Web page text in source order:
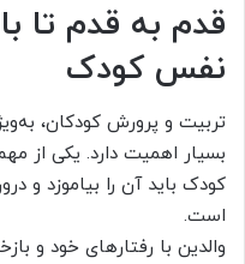
قدم به قدم تا
نفس کودک
تربیت و پرورش کودکان،
بسیار اهمیت دارد. یکی از
کودک باید آن را بیاموزد و
است.
والدین با رفتارهای خود و